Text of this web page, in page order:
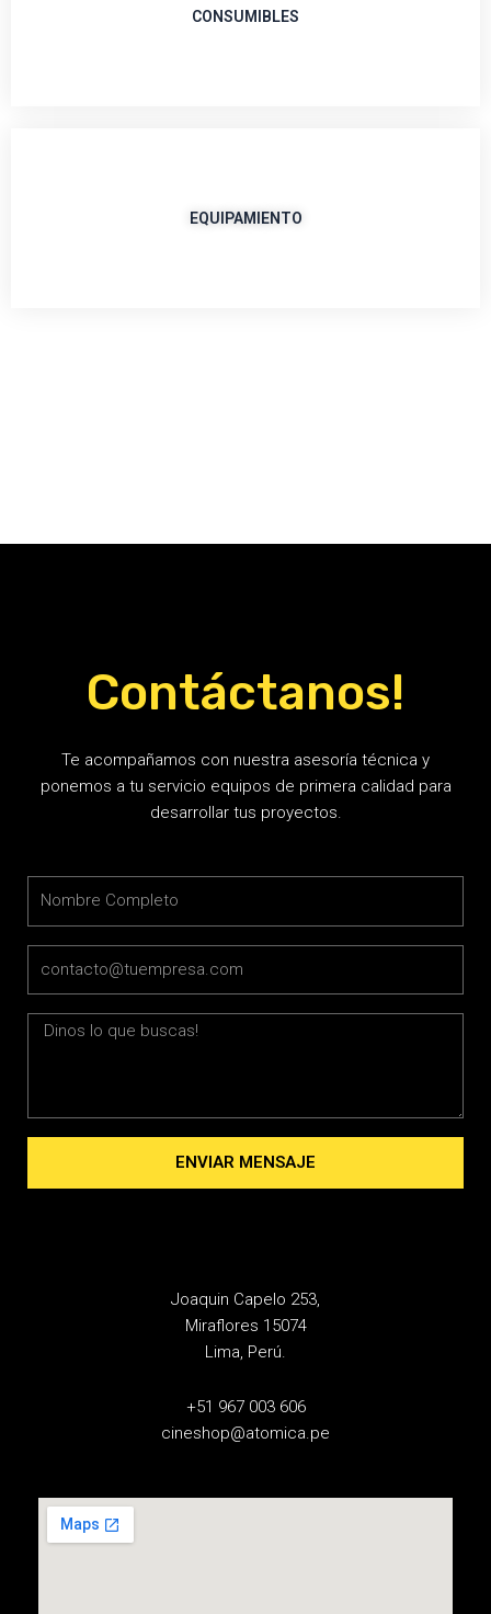
CONSUMIBLES
EQUIPAMIENTO
Contáctanos!
Te acompañamos con nuestra asesoría técnica y
ponemos a tu servicio equipos de primera calidad para
desarrollar tus proyectos.
Message
ENVIAR MENSAJE
Joaquin Capelo 253,
Miraflores 15074
Lima, Perú.
+51 967 003 606
cineshop@atomica.pe